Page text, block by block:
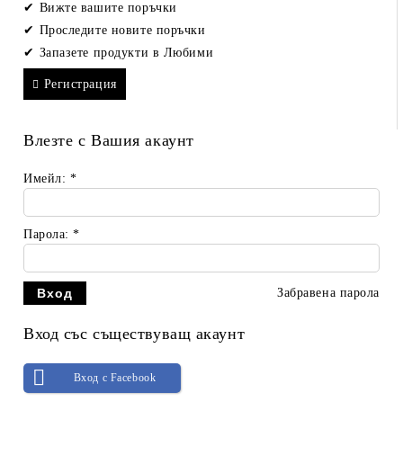
Вижте вашите поръчки
Проследите новите поръчки
Запазете продукти в Любими
Регистрация
Влезте с Вашия акаунт
Имейл: *
Парола:*
Забравена парола
Вход със съществуващ акаунт
Вход с Facebook